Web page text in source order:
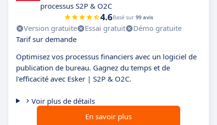
processus S2P & O2C
4.6Basé sur 99 avis
Version gratuite Essai gratuit
Démo gratuite
Tarif sur demande
Optimisez vos processus financiers avec un logiciel de
publication de bureau. Gagnez du temps et de
l'efficacité avec Esker | S2P & O2C.
Voir plus de détails
En savoir plus